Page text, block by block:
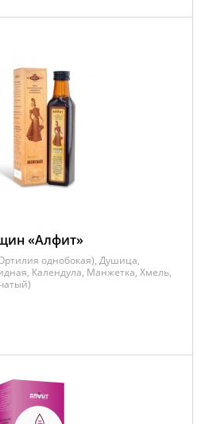
«Алфит»
однобокая), Душица,
Календула, Манжетка, Хмель,